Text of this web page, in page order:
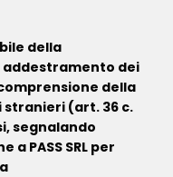
della
dei
della
(art. 36 c.
segnalando
PASS SRL per